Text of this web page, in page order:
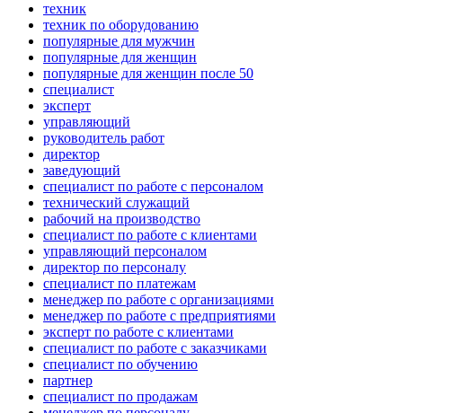
техник
техник по оборудованию
популярные для мужчин
популярные для женщин
популярные для женщин после 50
специалист
эксперт
управляющий
руководитель работ
директор
заведующий
специалист по работе с персоналом
технический служащий
рабочий на производство
специалист по работе с клиентами
управляющий персоналом
директор по персоналу
специалист по платежам
менеджер по работе с организациями
менеджер по работе с предприятиями
эксперт по работе с клиентами
специалист по работе с заказчиками
специалист по обучению
партнер
специалист по продажам